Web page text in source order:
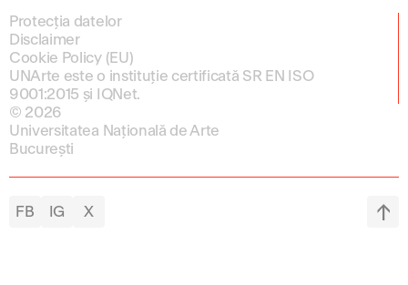
Protecția datelor
Disclaimer
Cookie Policy (EU)
UNArte este o instituție certificată SR EN ISO
9001:2015 și IQNet.
© 2026
Universitatea Națională de Arte
București
FB IG X